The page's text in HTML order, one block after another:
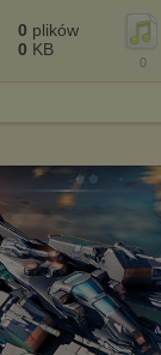
0
0 plików
0 KB